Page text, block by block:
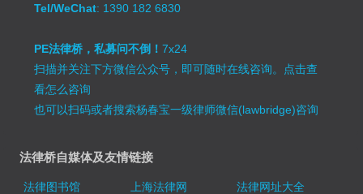
Tel/WeChat: 1390 182 6830
PE法律桥，私募问不倒！7x24
扫描并关注下方微信公众号，即可随时在线咨询。 点击查
看怎么咨询
也可以扫码或者搜索杨春宝一级律师微信(lawbridge)咨询
法律桥自媒体及友情链接
法律图书馆 上海法律网
法律网址大全